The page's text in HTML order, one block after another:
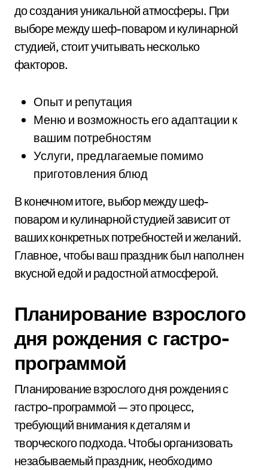
до создания уникальной атмосферы. При
выборе между шеф-поваром и кулинарной
студией, стоит учитывать несколько
факторов.
Опыт и репутация
Меню и возможность его адаптации к
вашим потребностям
Услуги, предлагаемые помимо
приготовления блюд
В конечном итоге, выбор между шеф-
поваром и кулинарной студией зависит от
ваших конкретных потребностей и желаний.
Главное, чтобы ваш праздник был наполнен
вкусной едой и радостной атмосферой.
Планирование взрослого
дня рождения с гастро-
программой
Планирование взрослого дня рождения с
гастро-программой — это процесс,
требующий внимания к деталям и
творческого подхода. Чтобы организовать
незабываемый праздник, необходимо